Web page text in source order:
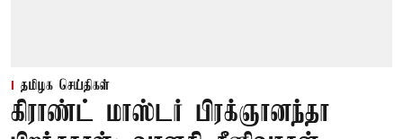
தமிழக செய்திகள்
கிராண்ட் மாஸ்டர் பிரக்ஞானந்தா